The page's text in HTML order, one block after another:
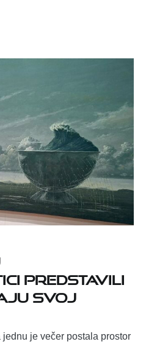
predstavili
svoj
je večer postala prostor